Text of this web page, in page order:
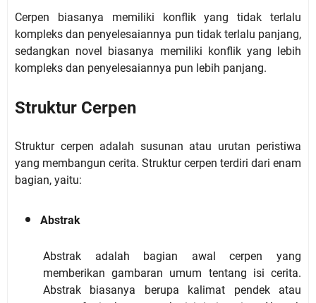
Cerpen biasanya memiliki konflik yang tidak terlalu
kompleks dan penyelesaiannya pun tidak terlalu panjang,
sedangkan novel biasanya memiliki konflik yang lebih
kompleks dan penyelesaiannya pun lebih panjang.
Struktur Cerpen
Struktur cerpen adalah susunan atau urutan peristiwa
yang membangun cerita. Struktur cerpen terdiri dari enam
bagian, yaitu:
Abstrak
Abstrak adalah bagian awal cerpen yang
memberikan gambaran umum tentang isi cerita.
Abstrak biasanya berupa kalimat pendek atau